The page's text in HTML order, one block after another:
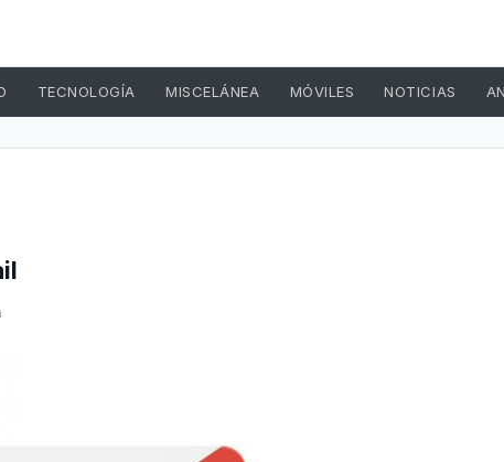
TECNOLOGÍA MISCELÁNEA MÓVILES NOTICIAS